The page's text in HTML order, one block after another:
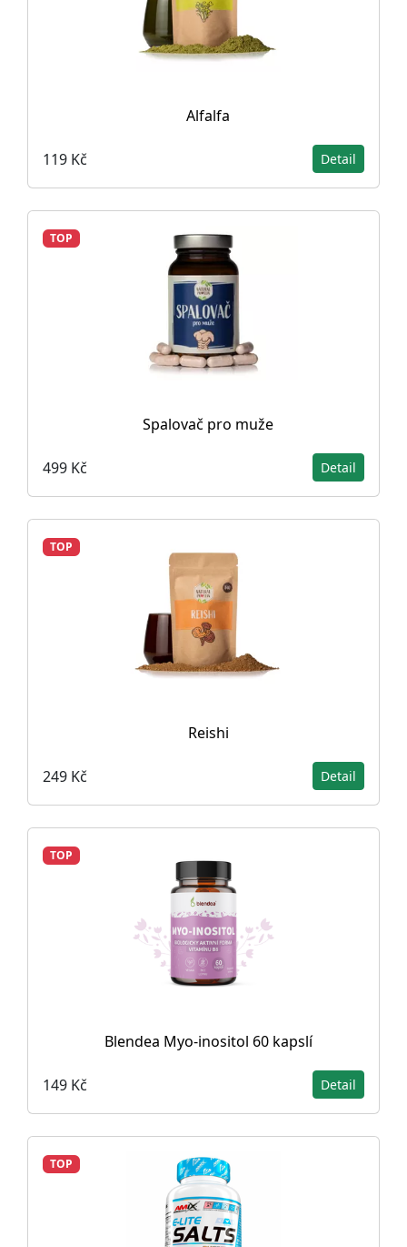
Alfalfa
119 Kč Detail
TOP
Spalovač pro muže
499 Kč Detail
TOP
Reishi
249 Kč Detail
TOP
Blendea Myo-inositol 60 kapslí
149 Kč Detail
TOP